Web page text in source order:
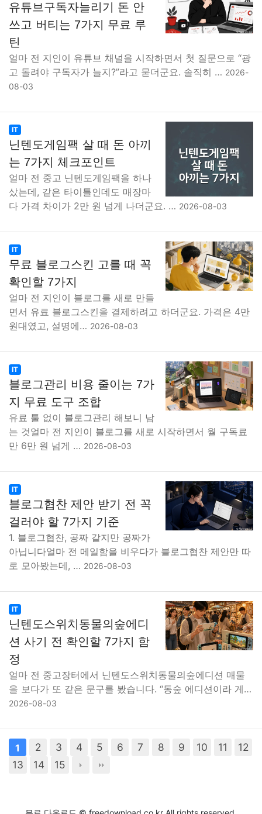
유튜브구독자늘리기 돈 안
쓰고 버티는 7가지 무료 루
틴
얼마 전 지인이 유튜브 채널을 시작하면서 첫 질문으로 “광
고 돌려야 구독자가 늘지?”라고 묻더군요. 솔직히 … 2026-
08-03
IT
닌텐도게임팩 살 때 돈 아끼
는 7가지 체크포인트
얼마 전 중고 닌텐도게임팩을 하나
샀는데, 같은 타이틀인데도 매장마
다 가격 차이가 2만 원 넘게 나더군요. … 2026-08-03
IT
무료 블로그스킨 고를 때 꼭
확인할 7가지
얼마 전 지인이 블로그를 새로 만들
면서 유료 블로그스킨을 결제하려고 하더군요. 가격은 4만
원대였고, 설명에… 2026-08-03
IT
블로그관리 비용 줄이는 7가
지 무료 도구 조합
유료 툴 없이 블로그관리 해보니 남
는 것얼마 전 지인이 블로그를 새로 시작하면서 월 구독료
만 6만 원 넘게 … 2026-08-03
IT
블로그협찬 제안 받기 전 꼭
걸러야 할 7가지 기준
1. 블로그협찬, 공짜 같지만 공짜가
아닙니다얼마 전 메일함을 비우다가 블로그협찬 제안만 따
로 모아봤는데, … 2026-08-03
IT
닌텐도스위치동물의숲에디
션 사기 전 확인할 7가지 함
정
얼마 전 중고장터에서 닌텐도스위치동물의숲에디션 매물
을 보다가 또 같은 문구를 봤습니다. “동숲 에디션이라 게…
2026-08-03
1 2 3 4 5 6 7 8 9 10 11
12
13
14 15